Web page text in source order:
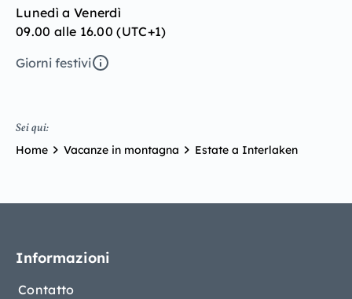
Lunedì a Venerdì
09.00 alle 16.00 (UTC+1)
Giorni festivi
Sei qui:
Home Vacanze in montagna Estate a Interlaken
Informazioni
Contatto